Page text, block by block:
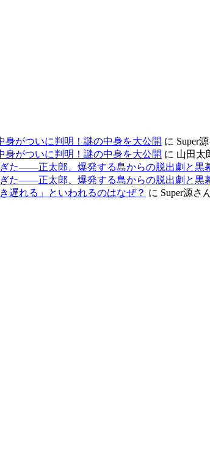
身がついに判明！謎の中身を大公開 に Super
身がついに判明！謎の中身を大公開 に 山田太
ぎた——正太郎、爆発する島からの脱出劇と黒
ぎた——正太郎、爆発する島からの脱出劇と黒
遅れる」といわれるのはなぜ？ に Super源さ